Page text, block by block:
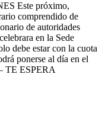
Este próximo,
comprendido de
de autoridades
en la Sede
debe estar con la cuota
ponerse al día en el
TE ESPERA